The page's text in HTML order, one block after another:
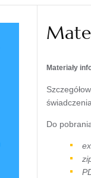
Materiały
Do